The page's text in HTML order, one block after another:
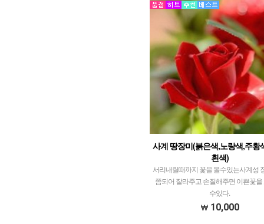
사계 땅장미(붉은색,노랑색,주황
흰색)
서리내릴때까지 꽃을 볼수있는사계성
쯤되어 잘라주고 손질해주면 이쁜꽃을
수있다.
10,000